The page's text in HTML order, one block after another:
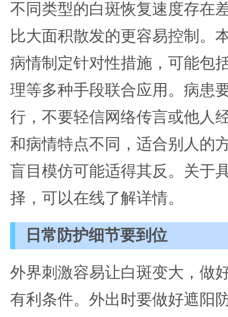
不同类型的白斑恢复速度存在
比大面积散发的更容易控制。
病情制定针对性措施，可能包
理等多种手段联合应用。病患
行，不要轻信网络传言或他人
和病情特点不同，适合别人的
盲目模仿可能适得其反。关于
择，可以在线了解详情。
日常防护细节要到位
外界刺激容易让白斑变大，做
有利条件。外出时要做好遮阳